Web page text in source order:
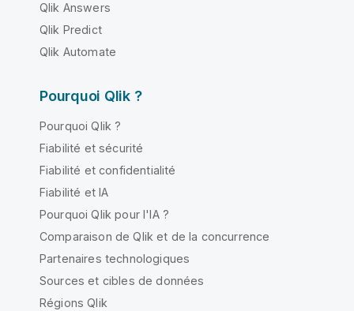
Qlik Answers
Qlik Predict
Qlik Automate
Pourquoi Qlik ?
Pourquoi Qlik ?
Fiabilité et sécurité
Fiabilité et confidentialité
Fiabilité et IA
Pourquoi Qlik pour l'IA ?
Comparaison de Qlik et de la concurrence
Partenaires technologiques
Sources et cibles de données
Régions Qlik